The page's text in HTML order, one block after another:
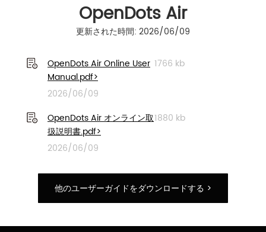
OpenDots Air
更新された時間: 2026/06/09
OpenDots Air Online User
Manual.pdf>
1766 kb
2026/06/09
OpenDots Air オンライン取
扱説明書.pdf>
1880 kb
2026/06/09
他のユーザーガイドをダウンロードする >